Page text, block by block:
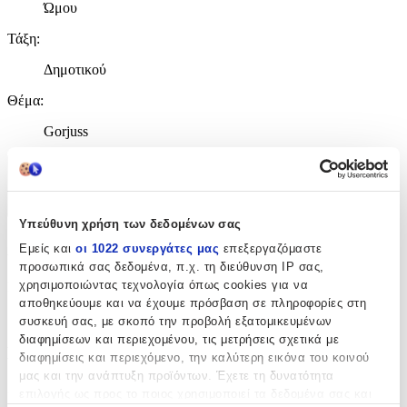
Υπεύθυνη χρήση των δεδομένων σας
Εμείς και οι 1022 συνεργάτες μας επεξεργαζόμαστε
προσωπικά σας δεδομένα, π.χ. τη διεύθυνση IP σας,
χρησιμοποιώντας τεχνολογία όπως cookies για να
αποθηκεύουμε και να έχουμε πρόσβαση σε πληροφορίες στη
συσκευή σας, με σκοπό την προβολή εξατομικευμένων
διαφημίσεων και περιεχομένου, τις μετρήσεις σχετικά με
διαφημίσεις και περιεχόμενο, την καλύτερη εικόνα του κοινού
μας και την ανάπτυξη προϊόντων. Έχετε τη δυνατότητα
Ώμου
Τάξη:
Δημοτικού
Θέμα:
Gorjuss
Χαρακτηριστικά
Χαρακτηριστικά
Κατασκευαστής:
Santoro
Βασικά Χαρακτηριστικά